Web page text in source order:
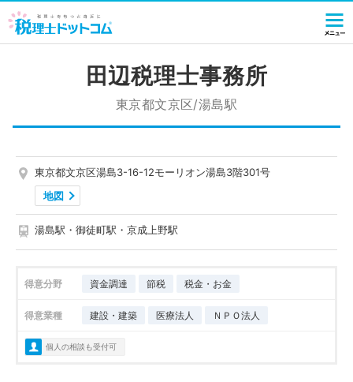
田辺税理士事務所
東京都文京区/湯島駅
東京都文京区湯島3-16-12モーリオン湯島3階301号
地図
湯島駅・御徒町駅・京成上野駅
得意分野 資金調達 節税 税金・お金
得意業種 建設・建築 医療法人 ＮＰＯ法人
個人の相談も受付可